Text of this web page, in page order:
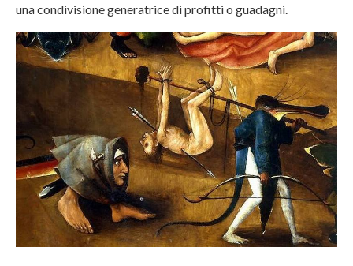
una condivisione generatrice di profitti o guadagni.